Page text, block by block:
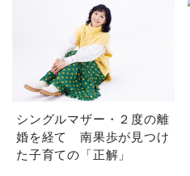
シングルマザー・２度の離
婚を経て 南果歩が見つけ
た子育ての「正解」